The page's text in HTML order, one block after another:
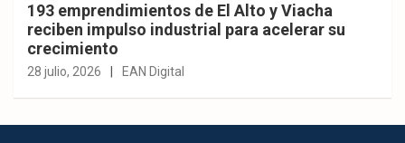
193 emprendimientos de El Alto y Viacha
reciben impulso industrial para acelerar su
crecimiento
28 julio, 2026 EAN Digital